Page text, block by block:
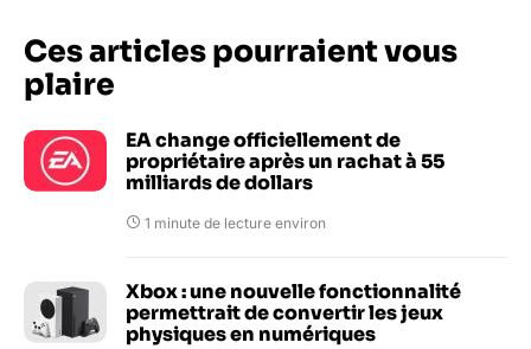
Ces articles pourraient vous
plaire
EA change officiellement de
propriétaire après un rachat à 55
milliards de dollars
1 minute de lecture environ
Xbox : une nouvelle fonctionnalité
permettrait de convertir les jeux
physiques en numériques